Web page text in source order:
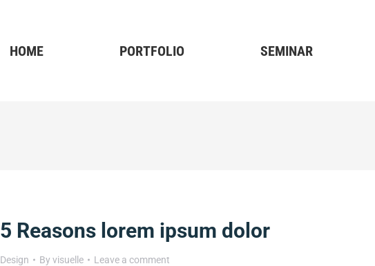
HOME PORTFOLIO SEMINAR
5 Reasons lorem ipsum dolor
Design By visuelle Leave a comment